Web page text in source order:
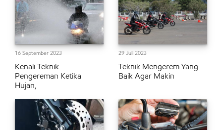
16 September 2023
Kenali Teknik
Pengereman Ketika
Hujan,
29 Juli 2023
Teknik Mengerem Yang
Baik Agar Makin